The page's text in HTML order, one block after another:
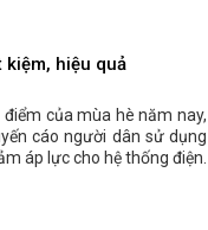
hiệu quả
của mùa hè năm nay,
cáo người dân sử dụng
áp lực cho hệ thống điện.